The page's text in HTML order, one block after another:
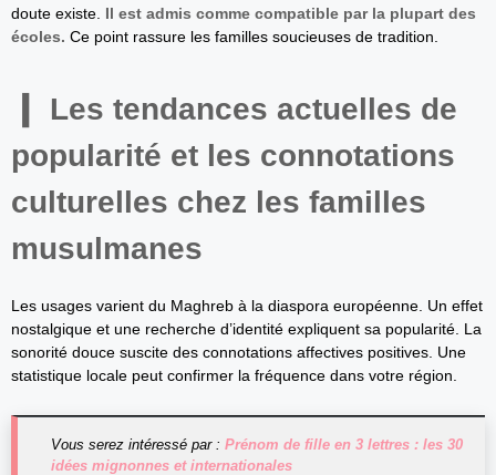
doute existe. Il est admis comme compatible par la plupart des
écoles. Ce point rassure les familles soucieuses de tradition.
Les tendances actuelles de
popularité et les connotations
culturelles chez les familles
musulmanes
Les usages varient du Maghreb à la diaspora européenne. Un effet
nostalgique et une recherche d’identité expliquent sa popularité. La
sonorité douce suscite des connotations affectives positives. Une
statistique locale peut confirmer la fréquence dans votre région.
Vous serez intéressé par : Prénom de fille en 3 lettres : les 30
idées mignonnes et internationales